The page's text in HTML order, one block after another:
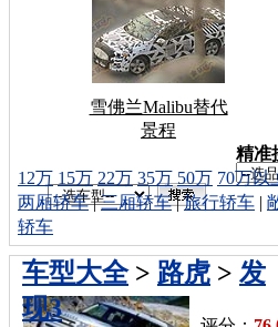
雪佛兰Malibu替代
景程
车型
精准
12万 15万 22万 35万 50万 70万以
两厢轿车|三厢轿车|旅行轿车 |
轿车
车型大全> 路虎 > 发
现3